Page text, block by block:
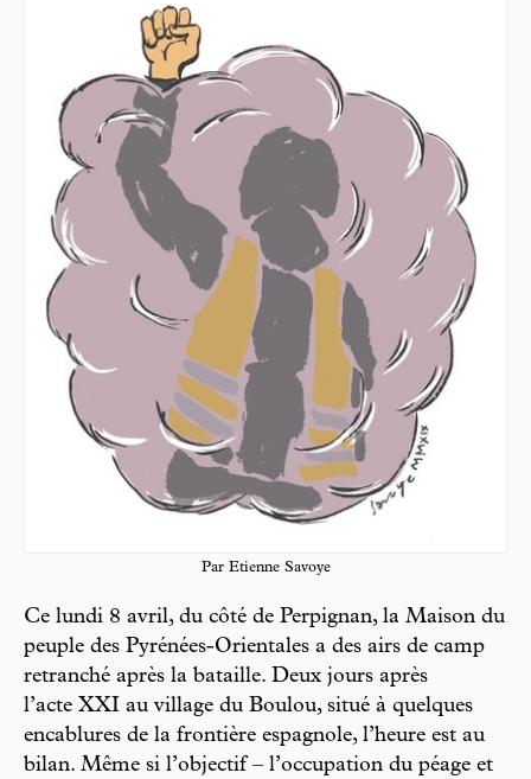
Par Etienne Savoye
Ce lundi 8 avril, du côté de Perpignan, la Maison du
peuple des Pyrénées-Orientales a des airs de camp
retranché après la bataille. Deux jours après
l’acte XXI au village du Boulou, situé à quelques
encablures de la frontière espagnole, l’heure est au
bilan. Même si l’objectif – l’occupation du péage et